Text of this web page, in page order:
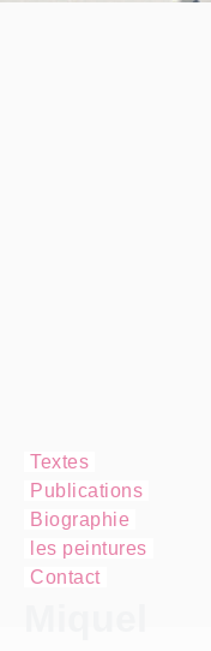
Textes
Publications
Biographie
les peintures
Contact